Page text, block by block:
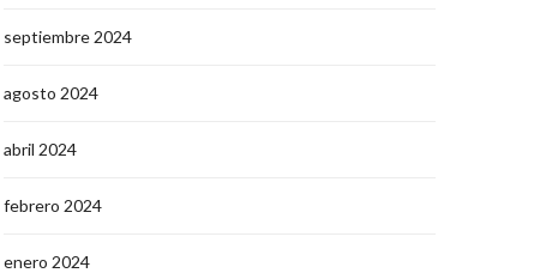
septiembre 2024
agosto 2024
abril 2024
febrero 2024
enero 2024